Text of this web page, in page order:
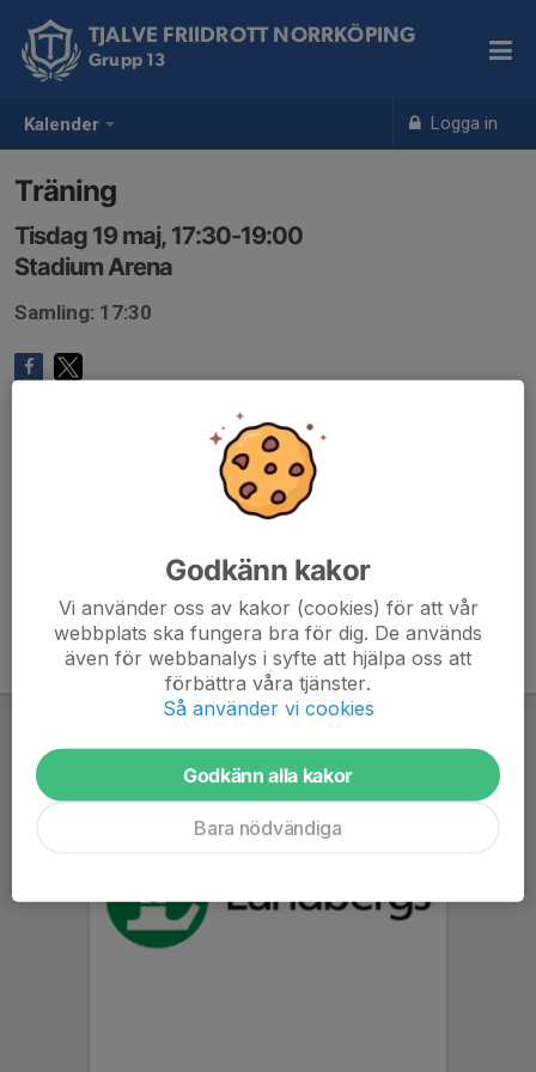
Kalender Logga in
TJALVE FRIIDROTT NORRKÖPING
Grupp 13
Träning
Tisdag 19 maj, 17:30-19:00
Stadium Arena
Samling: 17:30
Godkänn kakor
Vi använder oss av kakor (cookies) för att vår
webbplats ska fungera bra för dig. De används
även för webbanalys i syfte att hjälpa oss att
förbättra våra tjänster.
Så använder vi cookies
Godkänn alla kakor
Bara nödvändiga